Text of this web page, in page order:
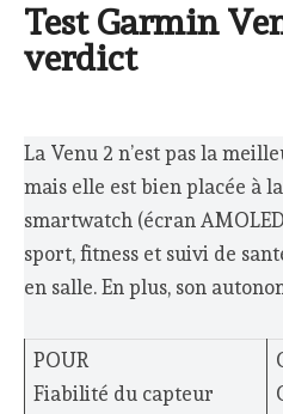
Test Garmin
verdict
La Venu 2 n’est pas la
mais elle est bien placée à
smartwatch (écran
sport, fitness et suivi de
en salle. En plus, son
POUR
Fiabilité du capteur